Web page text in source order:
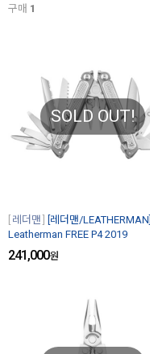
구매 1
SOLD OUT!
레더맨
[레더맨/LEATHERMAN]
Leatherman FREE P4 2019
241,000원